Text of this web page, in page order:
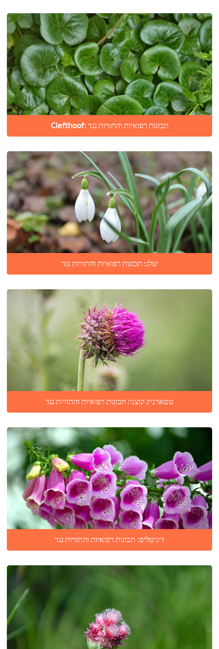
Clefthoof: תכונות רפואיות והתוויות נגד
שלג: תכונות רפואיות והתוויות נגד
טטארניק קוצני: תכונות רפואיות והתוויות נגד
דיגיטליס: תכונות רפואיות והתוויות נגד